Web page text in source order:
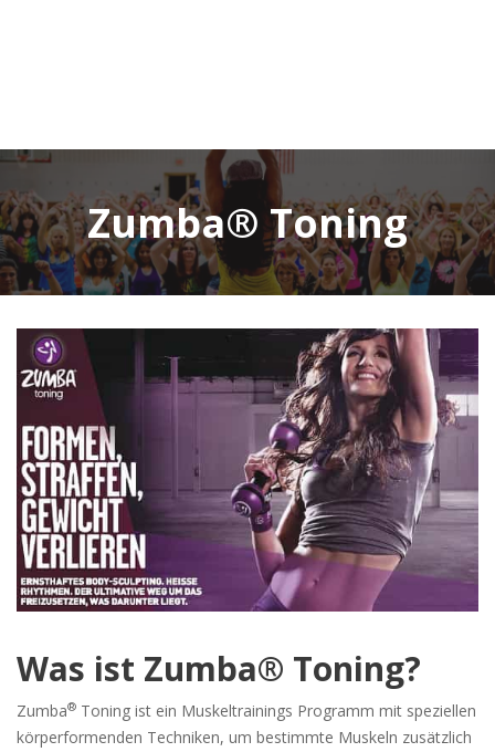
Zumba® Toning
Was ist Zumba® Toning?
Zumba® Toning ist ein Muskeltrainings Programm mit speziellen
körperformenden Techniken, um bestimmte Muskeln zusätzlich